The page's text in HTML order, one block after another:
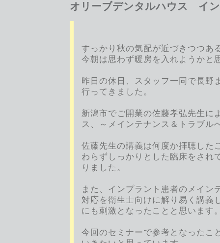
オリーブデンタルハウス イ
すっかり秋の気配が近づきつつあ
今朝は思わず暖房を入れようかと
昨日の休日、スタッフ一同で長野
行ってきました。
新潟市でご開業の佐藤孝弘先生に
ス、～メインテナンス＆トラブル
佐藤先生の講義は何度か拝聴した
わらずしっかりとした臨床をされ
りました。
また、インプラント患者のメイン
対応を衛生士向けに解り易く講義
にも刺激となったことと思います
今回のセミナーで参考となったこ